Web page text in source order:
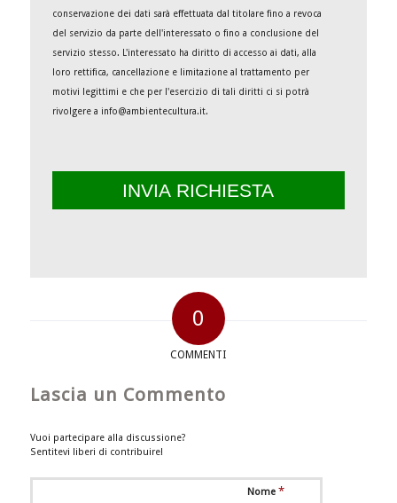
conservazione dei dati sarà effettuata dal titolare fino a revoca
del servizio da parte dell'interessato o fino a conclusione del
servizio stesso. L'interessato ha diritto di accesso ai dati, alla
loro rettifica, cancellazione e limitazione al trattamento per
motivi legittimi e che per l'esercizio di tali diritti ci si potrà
rivolgere a info@ambientecultura.it.
0
COMMENTI
Lascia un Commento
Vuoi partecipare alla discussione?
Sentitevi liberi di contribuire!
Nome *